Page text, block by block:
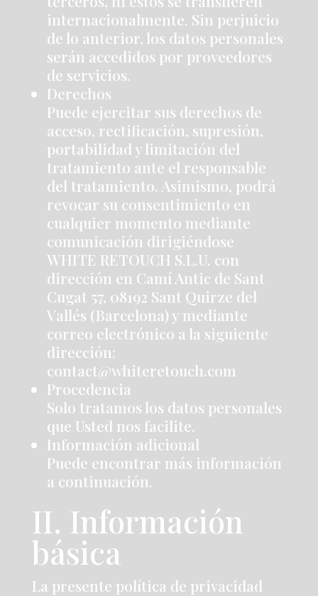
internacionalmente. Sin perjuicio
de lo anterior, los datos personales
serán accedidos por proveedores
de servicios.
Derechos
Puede ejercitar sus derechos de
acceso, rectificación, supresión,
portabilidad y limitación del
tratamiento ante el responsable
del tratamiento. Asimismo, podrá
revocar su consentimiento en
cualquier momento mediante
comunicación dirigiéndose
WHITE RETOUCH S.L.U. con
dirección en Camí Antic de Sant
Cugat 57, 08192 Sant Quirze del
Vallés (Barcelona) y mediante
correo electrónico a la siguiente
dirección:
contact@whiteretouch.com
Procedencia
Solo tratamos los datos personales
que Usted nos facilite.
Información adicional
Puede encontrar más información
a continuación.
II. Información
básica
La presente política de privacidad